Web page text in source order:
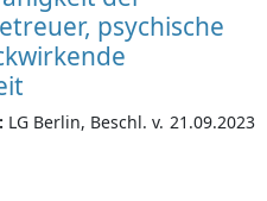
psychische
LG Berlin, Beschl. v. 21.09.2023